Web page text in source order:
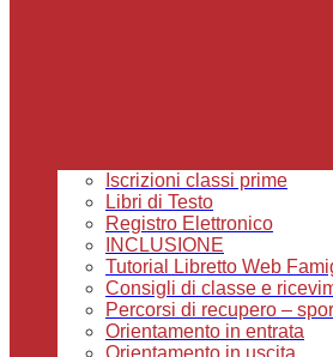
Iscrizioni classi prime
Libri di Testo
Registro Elettronico
INCLUSIONE
Tutorial Libretto Web
Consigli di classe e
Percorsi di recupero –
Orientamento in entrata